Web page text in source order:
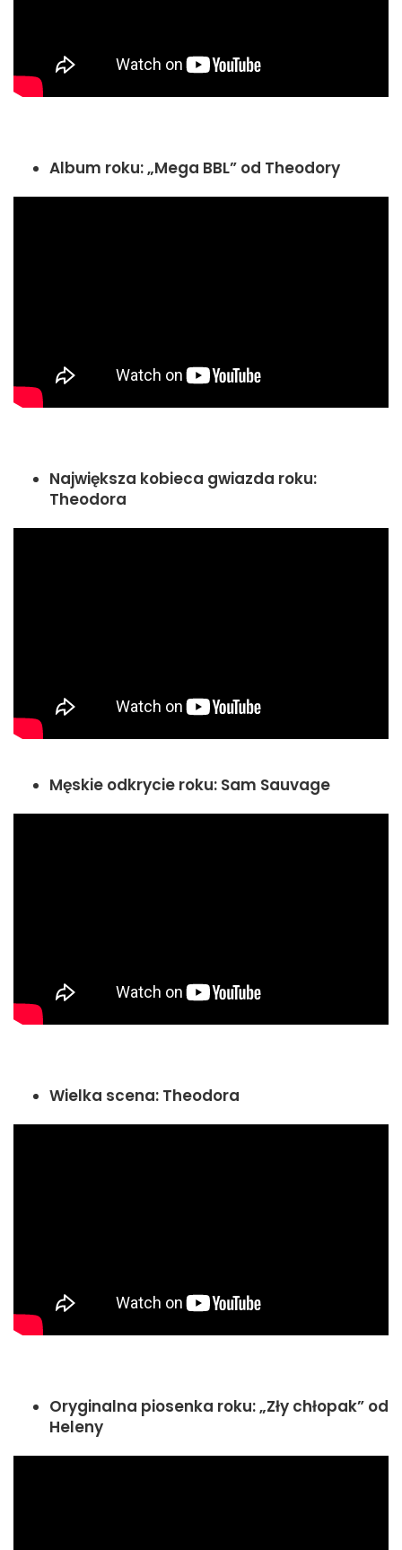
Album roku: „Mega BBL” od Theodory
Największa kobieca gwiazda roku:
Theodora
Męskie odkrycie roku: Sam Sauvage
Wielka scena: Theodora
Oryginalna piosenka roku: „Zły chłopak” od
Heleny